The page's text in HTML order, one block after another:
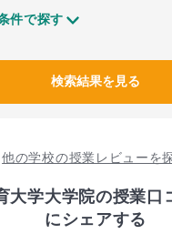
件で探す
検索結果を見る
他の学校の授業レビューを
大学大学院の授業口
にシェアする